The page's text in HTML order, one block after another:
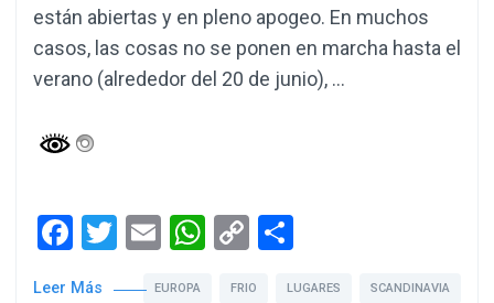
están abiertas y en pleno apogeo. En muchos
casos, las cosas no se ponen en marcha hasta el
verano (alrededor del 20 de junio), …
Facebook
Twitter
EmailWhatsApp
Copy
Leer Más EUROPA FRIO LUGARES SCANDINAVIA